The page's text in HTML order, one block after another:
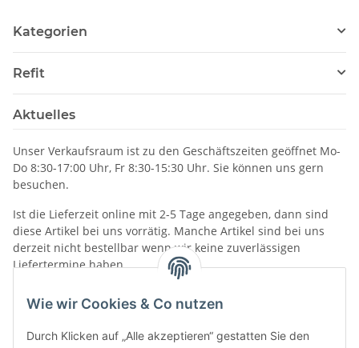
Wie wir Cookies & Co nutzen
Durch Klicken auf „Alle akzeptieren“ gestatten Sie den
Kategorien
Refit
Aktuelles
Unser Verkaufsraum ist zu den Geschäftszeiten geöffnet Mo-
Do 8:30-17:00 Uhr, Fr 8:30-15:30 Uhr. Sie können uns gern
besuchen.
Ist die Lieferzeit online mit 2-5 Tage angegeben, dann sind
diese Artikel bei uns vorrätig. Manche Artikel sind bei uns
derzeit nicht bestellbar wenn wir keine zuverlässigen
Liefertermine haben.